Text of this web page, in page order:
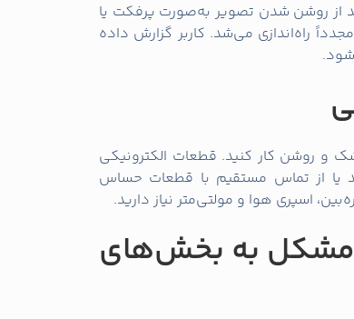
از روشن شدن تصویر به‌صورت پرفکت یا
راه‌اندازی می‌شد. کاربر گزارش داده
و روشن کار کنید. قطعات الکترونیکی
یا از تماس مستقیم با قطعات حساس
اسپری هوا و مولتی‌متر نیاز دارید.
مشکل به بخش‌های